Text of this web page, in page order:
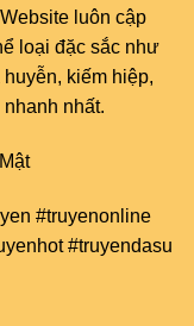
luôn cập
loại đặc sắc như
kiếm hiệp,
nhất.
#truyenonline
#truyendasu